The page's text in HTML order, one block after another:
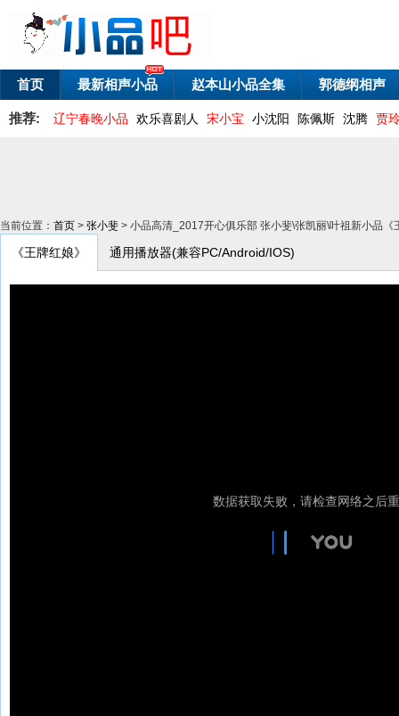
首页 最新相声小品 赵本山小品全集 郭德纲相声
推荐: 辽宁春晚小品 欢乐喜剧人 宋小宝 小沈阳 陈佩斯 沈腾 贾
当前位置： 首页 > 张小斐 > 小品高清_2017开心俱乐部 张小斐\张凯丽\叶祖新小品《
《王牌红娘》 通用播放器(兼容PC/Android/IOS)